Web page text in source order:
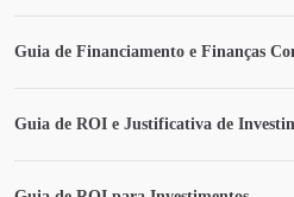
Guia de Financiamento e Finanças
Guia de ROI e Justificativa de